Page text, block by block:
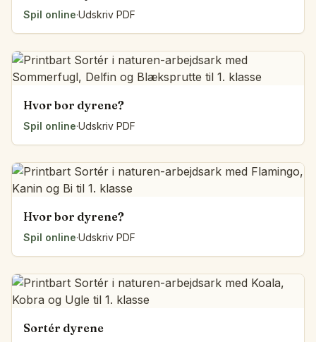
Spil online·Udskriv PDF
Hvor bor dyrene?
Spil online·Udskriv PDF
Hvor bor dyrene?
Spil online·Udskriv PDF
Sortér dyrene